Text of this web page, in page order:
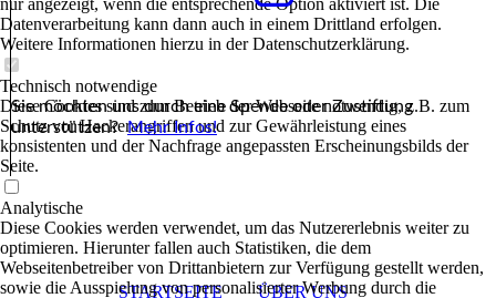
Sie möchten uns durch eine Spende oder Zustiftung
unterstützen?Mehr Infos!
STARTSEITE ÜBER UNS
Datenverarbeitung kann dann auch in einem Drittland erfolgen.
Weitere Informationen hierzu in der Datenschutzerklärung.
Technisch notwendige
Diese Cookies sind zum Betrieb der Webseite notwendig, z.B. zum
Schutz vor Hackerangriffen und zur Gewährleistung eines
konsistenten und der Nachfrage angepassten Erscheinungsbilds der
Seite.
Analytische
Diese Cookies werden verwendet, um das Nutzererlebnis weiter zu
optimieren. Hierunter fallen auch Statistiken, die dem
Webseitenbetreiber von Drittanbietern zur Verfügung gestellt werden,
sowie die Ausspielung von personalisierter Werbung durch die